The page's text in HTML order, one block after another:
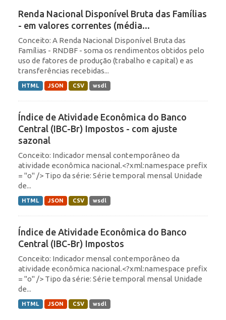
Renda Nacional Disponível Bruta das Famílias
- em valores correntes (média...
Conceito: A Renda Nacional Disponível Bruta das
Famílias - RNDBF - soma os rendimentos obtidos pelo
uso de fatores de produção (trabalho e capital) e as
transferências recebidas...
HTML JSON CSV wsdl
Índice de Atividade Econômica do Banco
Central (IBC-Br) Impostos - com ajuste
sazonal
Conceito: Indicador mensal contemporâneo da
atividade econômica nacional.<?xml:namespace prefix
= "o" /> Tipo da série: Série temporal mensal Unidade
de...
HTML JSON CSV wsdl
Índice de Atividade Econômica do Banco
Central (IBC-Br) Impostos
Conceito: Indicador mensal contemporâneo da
atividade econômica nacional.<?xml:namespace prefix
= "o" /> Tipo da série: Série temporal mensal Unidade
de...
HTML JSON CSV wsdl